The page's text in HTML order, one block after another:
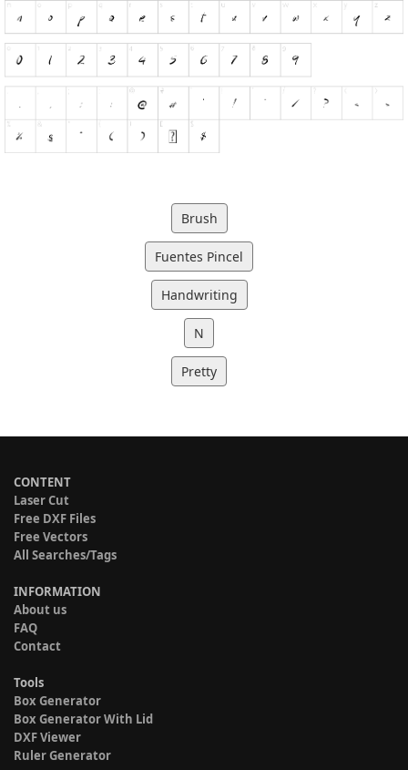
Brush
Fuentes Pincel
Handwriting
N
Pretty
CONTENT
Laser Cut
Free DXF Files
Free Vectors
All Searches/Tags
INFORMATION
About us
FAQ
Contact
Tools
Box Generator
Box Generator With Lid
DXF Viewer
Ruler Generator